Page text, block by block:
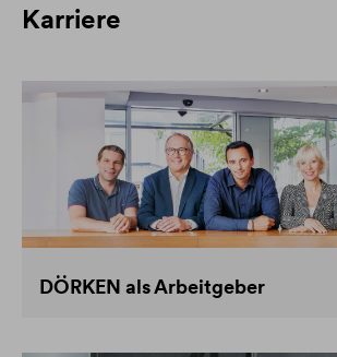
Karriere
DÖRKEN als Arbeitgeber